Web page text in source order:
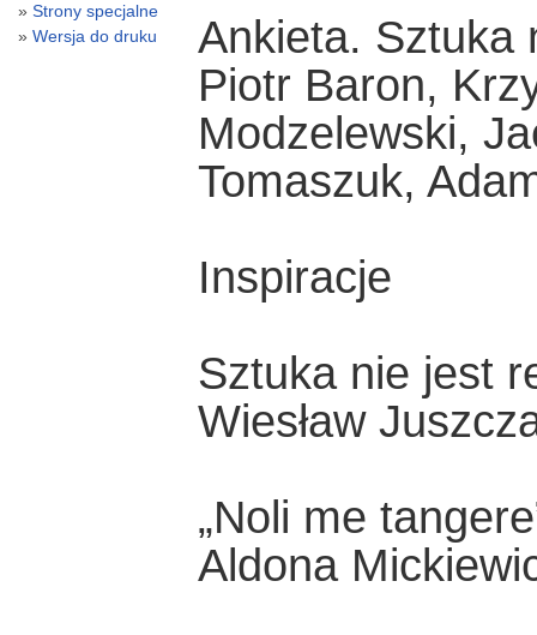
Ankieta. Sztuka
Piotr Baron,
Modzelewski,
Tomaszuk,
Inspiracje
Sztuka nie jest
Wiesław
„Noli me
Aldona
Strony specjalne
Wersja do druku